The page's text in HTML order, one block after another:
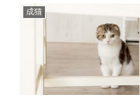
などをお伝えしたいと
成猫